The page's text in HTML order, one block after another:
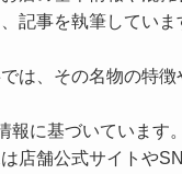
記事を執筆していま
は、その名物の特徴
に基づいています
店舗公式サイトや